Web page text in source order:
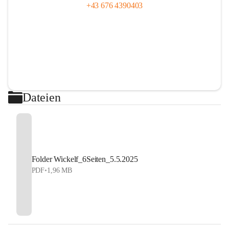
+43 676 4390403
Dateien
Folder Wickelf_6Seiten_5.5.2025
PDF•1,96 MB